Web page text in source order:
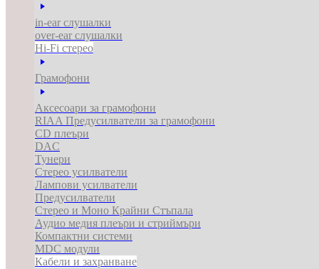
in-ear слушалки
over-ear слушалки
Hi-Fi стерео
Грамофони
Аксесоари за грамофони
RIAA Предусилватели за грамофони
CD плеъри
DAC
Тунери
Стерео усилватели
Лампови усилватели
Предусилватели
Стерео и Моно Крайни Стъпала
Аудио медия плеъри и стриймъри
Компактни системи
MDC модули
Кабели и захранване